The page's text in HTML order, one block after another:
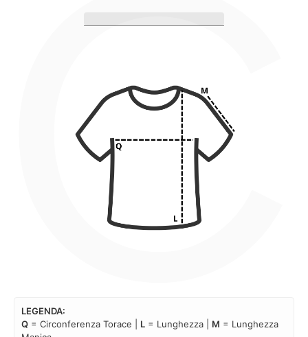
LEGENDA:
Q = Circonferenza Torace | L = Lunghezza | M = Lunghezza